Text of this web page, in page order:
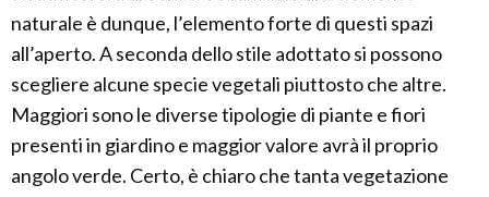
naturale è dunque, l’elemento forte di questi spazi
all’aperto. A seconda dello stile adottato si possono
scegliere alcune specie vegetali piuttosto che altre.
Maggiori sono le diverse tipologie di piante e fiori
presenti in giardino e maggior valore avrà il proprio
angolo verde. Certo, è chiaro che tanta vegetazione